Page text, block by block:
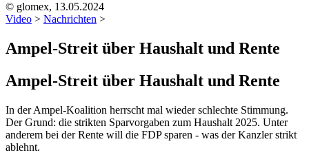
© glomex, 13.05.2024
Video > Nachrichten >
Ampel-Streit über Haushalt und Rente
Ampel-Streit über Haushalt und Rente
In der Ampel-Koalition herrscht mal wieder schlechte Stimmung.
Der Grund: die strikten Sparvorgaben zum Haushalt 2025. Unter
anderem bei der Rente will die FDP sparen - was der Kanzler strikt
ablehnt.